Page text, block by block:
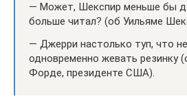
— Может, Шекспир меньше бы
больше читал? (об Уильяме
— Джерри настолько туп, что
одновременно жевать резинку
Форде, президенте США).